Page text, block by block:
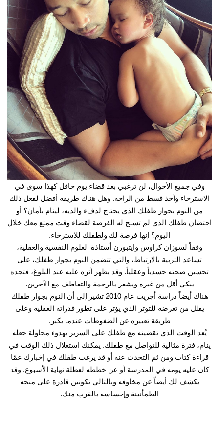
وفي جميع الأحوال، لن ترغبي بعد قضاء يوم حافل كهذا سوى في
الاسترخاء وأخذ قسط من الراحة. وهل هناك طريقة أفضل لفعل ذلك
من النوم بجوار طفلك الذي يحتاج لدفء والديه، لينام بأمان؟ أو
احتضان طفلك الذي لم تسنح له الفرصة لقضاء وقت ممتع معك خلال
اليوم؟ إنها فرصة لك ولطفلك للاسترخاء.
وفقاً لسوزان كراوس وايتبورن أستاذة العلوم النفسية والعقلية،
تساعد التربية بالارتباط، والتي تتضمن النوم بجوار طفلك، على
تحسين صحته جسدياً وعقلياً. وقد يظهر أثره عليه عند البلوغ، فتجده
يبكي أقل من غيره ويشعر بالرحمة والتعاطف مع الآخرين.
هناك أيضاً دراسة
أجريت عام 2010 تشير إلى أن النوم بجوار طفلك
يقلل من تعرضه للتوتر الذي يؤثر على تطور قدراته العقلية وعلى
طريقة تعبيره عن الضغوطات عندما يكبر.
يُعد الوقت الذي تقضينه مع طفلك على السرير بهدوء محاولة جعله
ينام، فترة مثالية للتواصل مع طفلك. يمكنك استغلال ذلك الوقت في
قراءة كتاب ومن ثم التحدث عنه أو قد يرغب طفلك في إخبارك عمّا
كان عليه يومه في المدرسة أو عن خططه لعطلة نهاية الأسبوع. وقد
يكشف لك أيضاً عن مخاوفه وبالتالي تكونين قادرة على منحه
الطمأنينة وإحساسه بالقرب منك.